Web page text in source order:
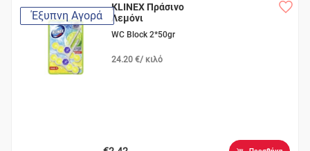
Έξυπνη Αγορά
KLINEX Πράσινο
Λεμόνι
WC Block 2*50gr
24.20 €/ κιλό